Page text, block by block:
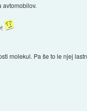
avtomobilov.
molekul. Pa še to le njej